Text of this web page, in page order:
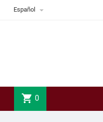
Español 
shopping_cart 0